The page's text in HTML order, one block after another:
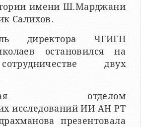
имени Ш.Марджани
Салихов.
директора ЧГИГН
остановился на
двух
отделом
исследований ИИ АН РТ
презентовала